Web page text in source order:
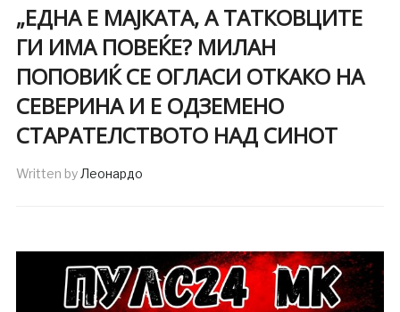
„ЕДНА Е МАЈКАТА, А ТАТКОВЦИТЕ
ГИ ИМА ПОВЕЌЕ? МИЛАН
ПОПОВИЌ СЕ ОГЛАСИ ОТКАКО НА
СЕВЕРИНА И Е ОДЗЕМЕНО
СТАРАТЕЛСТВОТО НАД СИНОТ
Written byЛеонардо